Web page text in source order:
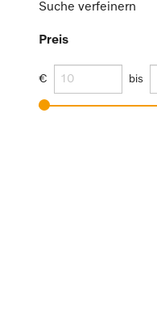
Suche verfeinern
Preis
€ bis